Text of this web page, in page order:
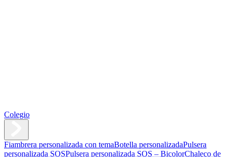
Colegio
Fiambrera personalizada con temaBotella personalizadaPulsera
personalizada SOSPulsera personalizada SOS – BicolorChaleco de